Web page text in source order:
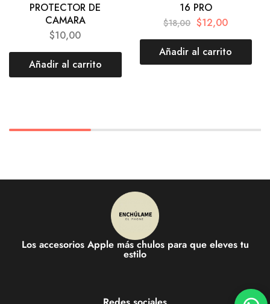
PROTECTOR DE
CAMARA
$10,00
Añadir al carrito
16 PRO
$18,00 $12,00
Añadir al carrito
Los accesorios Apple más chulos para que eleves tu
estilo